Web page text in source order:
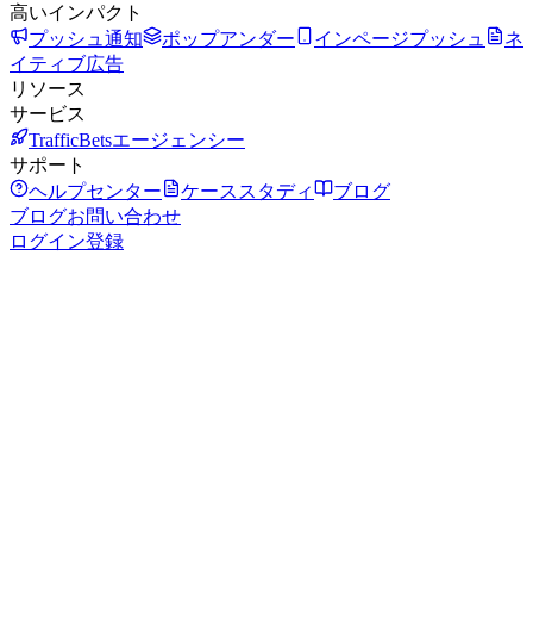
高いインパクト
プッシュ通知
ポップアンダー インページプッシュ
ネ
イティブ広告
リソース
サービス
TrafficBetsエージェンシー
サポート
ヘルプセンター
ケーススタディ
ブログ
ブログお問い合わせ
ログイン登録